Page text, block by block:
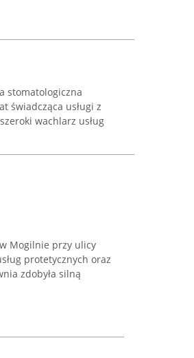
stomatologiczna
świadcząca usługi z
wachlarz usług
Mogilnie przy ulicy
protetycznych oraz
zdobyła silną